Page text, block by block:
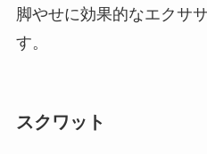
脚やせに効果的なエクサ
す。
スクワット